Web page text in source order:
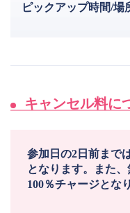
ピックアップ時間/場
キャンセル料に
参加日の2日前まで
となります。また
100％チャージとな